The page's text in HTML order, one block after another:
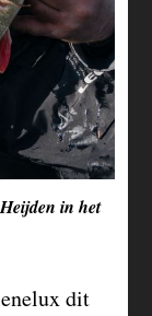
in het
dit